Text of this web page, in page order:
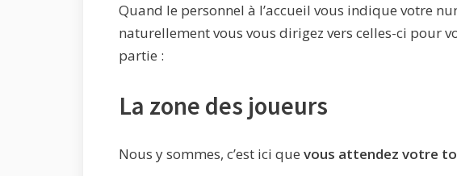
Quand le personnel à l’accueil vous indique votre
naturellement vous vous dirigez vers celles-ci pour
partie :
La zone des joueurs
Nous y sommes, c’est ici que vous attendez votre